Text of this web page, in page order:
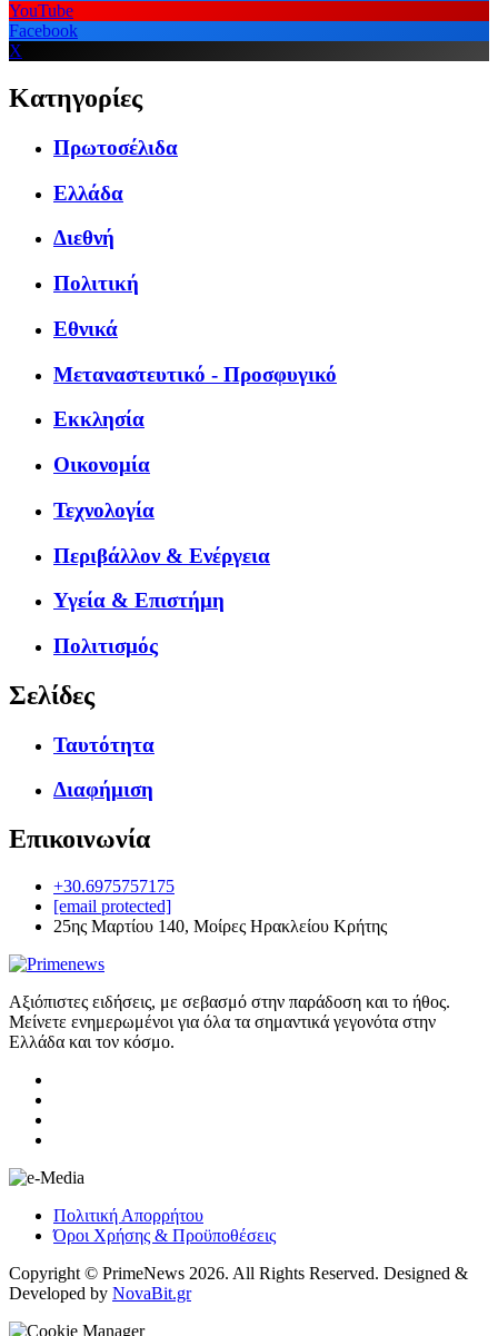
YouTube
Facebook
X
Κατηγορίες
Πρωτοσέλιδα
Ελλάδα
Διεθνή
Πολιτική
Εθνικά
Μεταναστευτικό - Προσφυγικό
Εκκλησία
Οικονομία
Τεχνολογία
Περιβάλλον & Ενέργεια
Υγεία & Επιστήμη
Πολιτισμός
Σελίδες
Ταυτότητα
Διαφήμιση
Επικοινωνία
+30.6975757175
[email protected]
25ης Μαρτίου 140, Μοίρες Ηρακλείου Κρήτης
Αξιόπιστες ειδήσεις, με σεβασμό στην παράδοση και το ήθος.
Μείνετε ενημερωμένοι για όλα τα σημαντικά γεγονότα στην
Ελλάδα και τον κόσμο.
Πολιτική Απορρήτου
Όροι Χρήσης & Προϋποθέσεις
Copyright © PrimeNews 2026. All Rights Reserved. Designed &
Developed by NovaBit.gr